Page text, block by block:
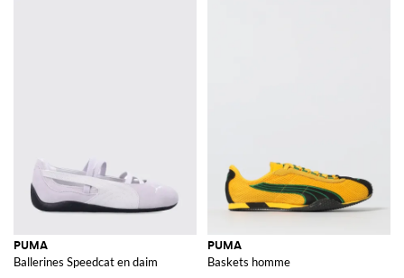
PUMA
Ballerines Speedcat en daim
PUMA
Baskets homme